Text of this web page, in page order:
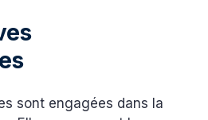
sont engagées dans la